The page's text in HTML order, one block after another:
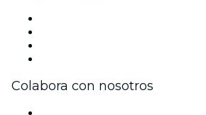
Colabora con nosotros